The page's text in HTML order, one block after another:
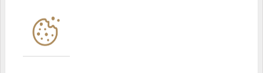
Instytucje współpracujące